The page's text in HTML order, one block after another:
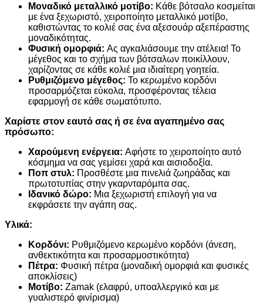
Μοναδικό μεταλλικό μοτίβο: Κάθε βότσαλο κοσμείται
με ένα ξεχωριστό, χειροποίητο μεταλλικό μοτίβο,
καθιστώντας το κολιέ σας ένα αξεσουάρ αξεπέραστης
μοναδικότητας.
Φυσική ομορφιά: Ας αγκαλιάσουμε την ατέλεια! Το
μέγεθος και το σχήμα των βότσαλων ποικίλλουν,
χαρίζοντας σε κάθε κολιέ μια ιδιαίτερη γοητεία.
Ρυθμιζόμενο μέγεθος: Το κερωμένο κορδόνι
προσαρμόζεται εύκολα, προσφέροντας τέλεια
εφαρμογή σε κάθε σωματότυπο.
Χαρίστε στον εαυτό σας ή σε ένα αγαπημένο σας
πρόσωπο:
Χαρούμενη ενέργεια: Αφήστε το χειροποίητο αυτό
κόσμημα να σας γεμίσει χαρά και αισιοδοξία.
Ποπ στυλ: Προσθέστε μια πινελιά ζωηράδας και
πρωτοτυπίας στην γκαρνταρόμπα σας.
Ιδανικό δώρο: Μια ξεχωριστή επιλογή για να
εκφράσετε την αγάπη σας.
Υλικά:
Κορδόνι: Ρυθμιζόμενο κερωμένο κορδόνι (άνεση,
ανθεκτικότητα και προσαρμοστικότητα)
Πέτρα: Φυσική πέτρα (μοναδική ομορφιά και φυσικές
αποκλίσεις)
Μοτίβο: Zamak (ελαφρύ, υποαλλεργικό και με
γυαλιστερό φινίρισμα)